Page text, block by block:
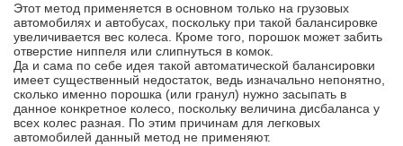
Этот метод применяется в основном только на грузовых
автомобилях и автобусах, поскольку при такой балансировке
увеличивается вес колеса. Кроме того, порошок может забить
отверстие ниппеля или слипнуться в комок.
Да и сама по себе идея такой автоматической балансировки
имеет существенный недостаток, ведь изначально непонятно,
сколько именно порошка (или гранул) нужно засыпать в
данное конкретное колесо, поскольку величина дисбаланса у
всех колес разная. По этим причинам для легковых
автомобилей данный метод не применяют.